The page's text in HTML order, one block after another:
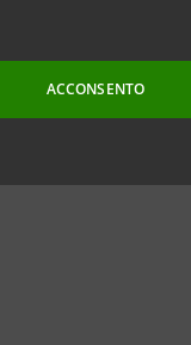
ACCONSENTO
Sociale per i
di San Patrignano